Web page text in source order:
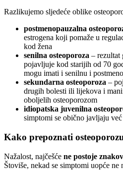
Razlikujemo sljedeće oblike
postmenopauzalna
estrogena koji pomaže u
kod žena
senilna osteoporoza – rezultat
pojavljuje kod starijih od 70
mogu imati i senilnu i
sekundarna osteoporoza –
drugih bolesti ili lijekova i
oboljelih osteoporozom
idiopatska juvenilna
simptomi se obično javljaju
Kako prepoznati
Nažalost, najčešće ne postoje
Štoviše, nekad se simptomi uopće ne